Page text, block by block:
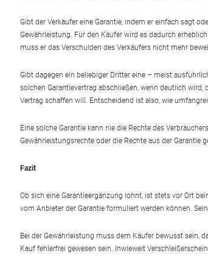
Gibt der Verkäufer eine Garantie, indem er einfach sagt
Gewährleistung. Für den Käufer wird es dadurch
muss er das Verschulden des Verkäufers nicht mehr
Gibt dagegen ein beliebiger Dritter eine – meist
solchen Garantievertrag abschließen, wenn deutlich
Vertrag schaffen will. Entscheidend ist also, wie
Eine solche Garantie kann nie die Rechte des
Gewährleistungsrechte oder die Rechte aus der Garantie
Fazit
Ob sich eine Garantieergänzung lohnt, ist stets vor Ort
vom Anbieter der Garantie formuliert werden können.
Bei der Gewährleistung muss dem Käufer bewusst sein,
Kauf fehlerfrei gewesen sein. Inwieweit